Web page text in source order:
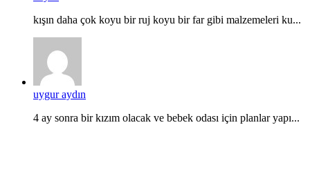
kışın daha çok koyu bir ruj koyu bir far gibi malzemeleri ku...
uygur aydın
4 ay sonra bir kızım olacak ve bebek odası için planlar yapı...